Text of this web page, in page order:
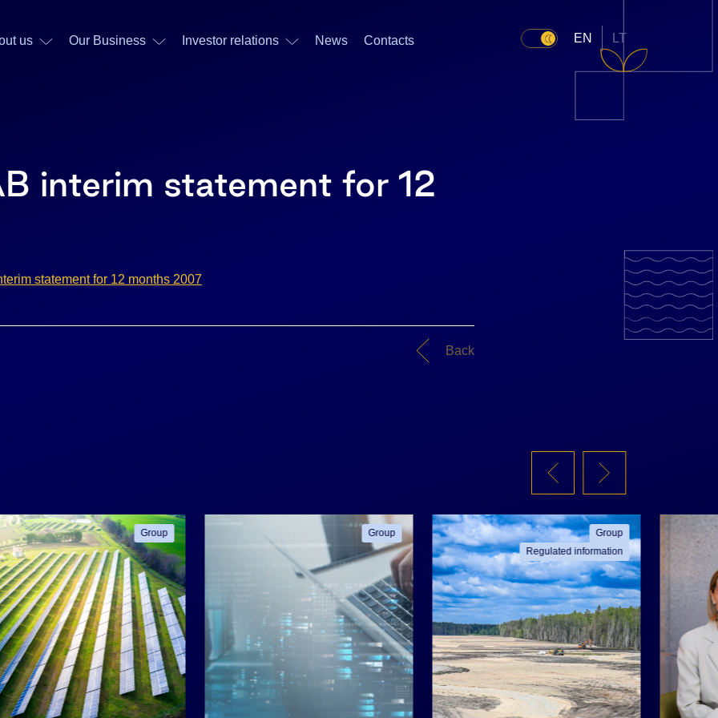
us Our Business Investor relations News Contacts EN LT
interim statement for 12
statement for 12 months 2007
Back
Group Group
Group
Regulated information